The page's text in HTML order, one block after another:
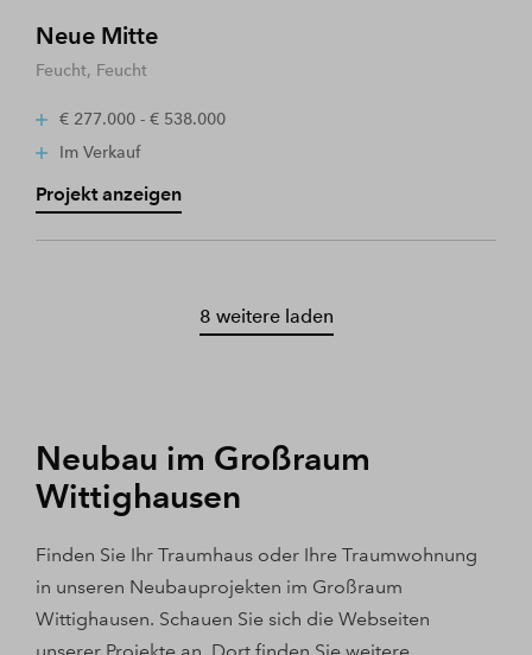
Neue Mitte
Feucht, Feucht
€ 277.000 - € 538.000
Im Verkauf
Projekt anzeigen
8 weitere laden
Neubau im Großraum
Wittighausen
Finden Sie Ihr Traumhaus oder Ihre Traumwohnung
in unseren Neubauprojekten im Großraum
Wittighausen. Schauen Sie sich die Webseiten